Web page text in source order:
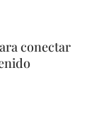
conectar